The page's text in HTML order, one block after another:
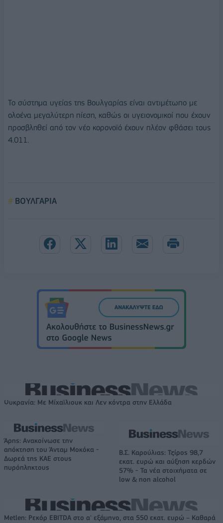
Το σύστημα υγείας της Βουλγαρίας είναι αντιμέτωπο με
ολοένα μεγαλύτερη πίεση, καθώς οι υγειονομικοί που έχουν
προσβληθεί από τον νέο κορονοϊό έχουν πλέον φθάσει τους
4.011.
ΒΟΥΛΓΑΡΙΑ
Ουκρανία: Με Μίχαϊλιουκ και Λεν κόντρα στην Ελλάδα
Άρης: Ανακοίνωσε την
απόκτηση του Άνταμ Μοκόκα -
Δωρεά της ΚΑΕ στους
πυρόπληκτους
Β.Σ. Καρούλιας: Τζίρος 98,7
εκατ. ευρώ και αύξηση κερδών
57% - Τα νέα στοιχήματα σε
low & non alcohol
Metlen: Ρεκόρ EBITDA στο α' εξάμηνο, στα 550 εκατ. ευρώ – Καθαρά